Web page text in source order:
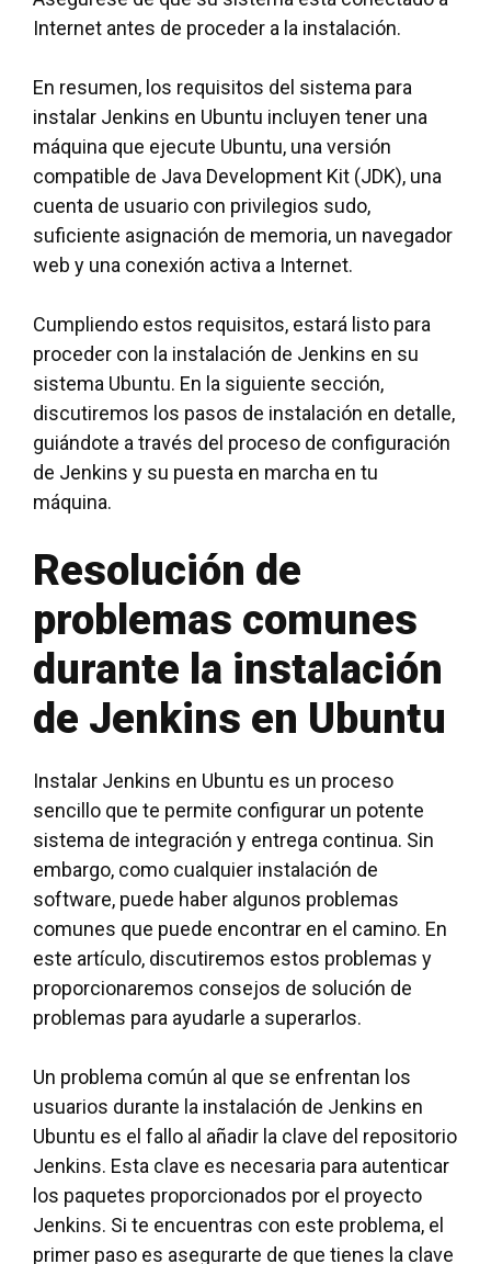
Internet antes de proceder a la instalación.
En resumen, los requisitos del sistema para
instalar Jenkins en Ubuntu incluyen tener una
máquina que ejecute Ubuntu, una versión
compatible de Java Development Kit (JDK), una
cuenta de usuario con privilegios sudo,
suficiente asignación de memoria, un navegador
web y una conexión activa a Internet.
Cumpliendo estos requisitos, estará listo para
proceder con la instalación de Jenkins en su
sistema Ubuntu. En la siguiente sección,
discutiremos los pasos de instalación en detalle,
guiándote a través del proceso de configuración
de Jenkins y su puesta en marcha en tu
máquina.
Resolución de
problemas comunes
durante la instalación
de Jenkins en Ubuntu
Instalar Jenkins en Ubuntu es un proceso
sencillo que te permite configurar un potente
sistema de integración y entrega continua. Sin
embargo, como cualquier instalación de
software, puede haber algunos problemas
comunes que puede encontrar en el camino. En
este artículo, discutiremos estos problemas y
proporcionaremos consejos de solución de
problemas para ayudarle a superarlos.
Un problema común al que se enfrentan los
usuarios durante la instalación de Jenkins en
Ubuntu es el fallo al añadir la clave del repositorio
Jenkins. Esta clave es necesaria para autenticar
los paquetes proporcionados por el proyecto
Jenkins. Si te encuentras con este problema, el
primer paso es asegurarte de que tienes la clave